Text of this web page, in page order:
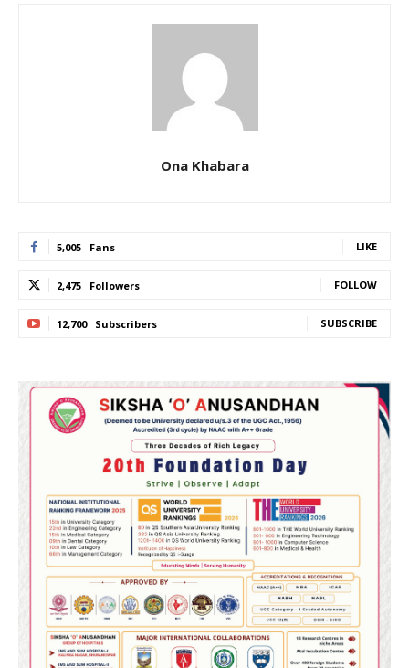
Ona Khabara
5,005 Fans LIKE
2,475 Followers FOLLOW
12,700 Subscribers SUBSCRIBE